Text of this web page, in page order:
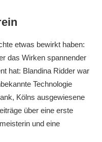
etwas bewirkt haben:
das Wirken spannender
hat: Blandina Ridder war
Technologie
Kölns ausgewiesene
über eine erste
und eine